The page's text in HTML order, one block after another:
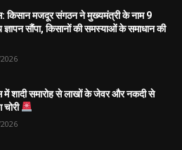
किसान मजदूर संगठन ने मुख्यमंत्री के नाम 9
ज्ञापन सौंपा, किसानों की समस्याओं के समाधान की
में शादी समारोह से लाखों के जेवर और नकदी से
चोरी